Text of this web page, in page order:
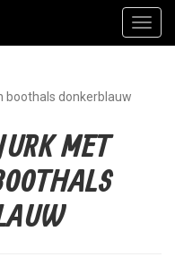
boothals donkerblauw
MET